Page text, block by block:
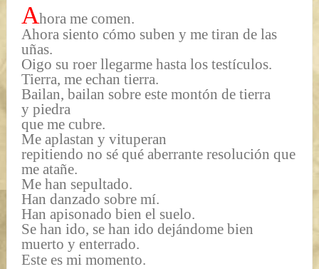
Ahora me comen.
Ahora siento cómo suben y me tiran de las
uñas.
Oigo su roer llegarme hasta los testículos.
Tierra, me echan tierra.
Bailan, bailan sobre este montón de tierra
y piedra
que me cubre.
Me aplastan y vituperan
repitiendo no sé qué aberrante resolución que
me atañe.
Me han sepultado.
Han danzado sobre mí.
Han apisonado bien el suelo.
Se han ido, se han ido dejándome bien
muerto y enterrado.
Este es mi momento.